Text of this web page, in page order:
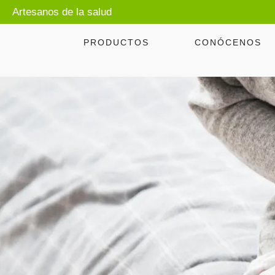
Artesanos de la salud
PRODUCTOS CONÓCENOS